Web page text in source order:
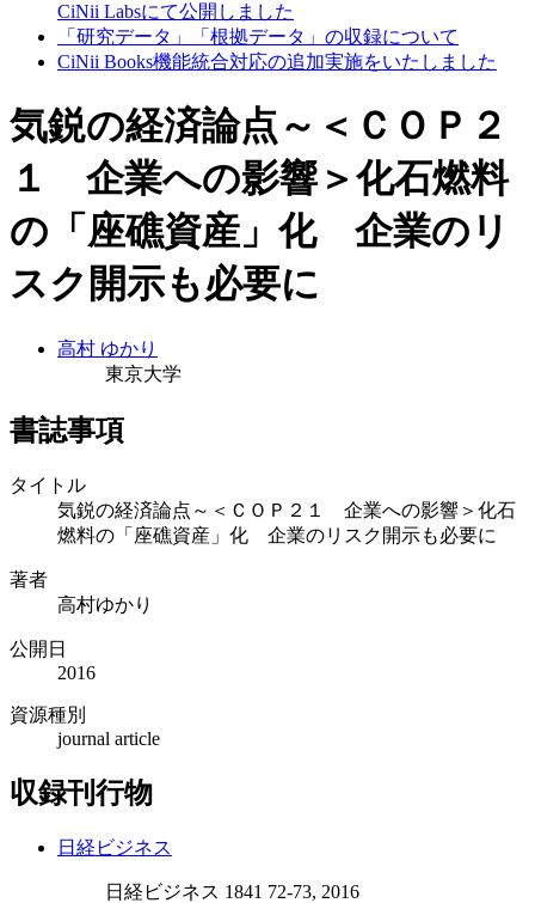
CiNii Labsにて公開しました
「研究データ」「根拠データ」の収録について
CiNii Books機能統合対応の追加実施をいたしました
気鋭の経済論点～＜ＣＯＰ２
１ 企業への影響＞化石燃料
の「座礁資産」化 企業のリ
スク開示も必要に
高村 ゆかり
東京大学
書誌事項
タイトル
気鋭の経済論点～＜ＣＯＰ２１ 企業への影響＞化石
燃料の「座礁資産」化 企業のリスク開示も必要に
著者
高村ゆかり
公開日
2016
資源種別
journal article
収録刊行物
日経ビジネス
日経ビジネス 1841 72-73, 2016